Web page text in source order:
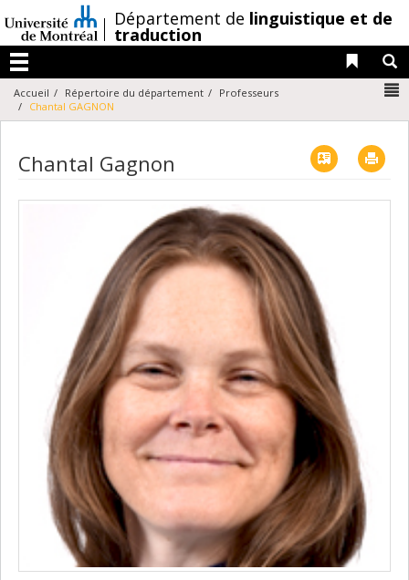
au
contenu
/Département de linguistique et de
traduction
Menu
Liens
Accueil Répertoire du département
Professeurs
Chantal GAGNON
Chantal Gagnon Vcard